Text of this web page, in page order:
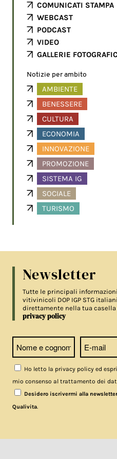
COMUNICATI STAMPA
WEBCAST
PODCAST
VIDEO
GALLERIE
Notizie per ambito
AMBIENTE
BENESSERE
CULTURA
ECONOMIA
INNOVAZIONE
PROMOZIONE
SISTEMA IG
SOCIALE
TURISMO
Newsletter
Tutte le principali
vitivinicoli DOP IGP STG
direttamente nella tua
privacy policy
Ho letto la privacy policy ed
mio consenso al trattamento dei
Desidero iscrivermi alla
Qualivita.